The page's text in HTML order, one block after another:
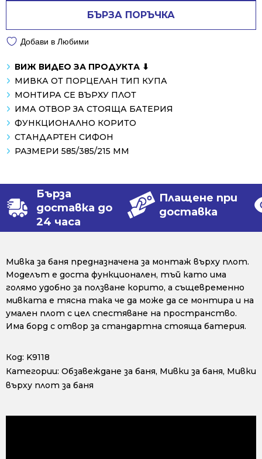
БЪРЗА ПОРЪЧКА
Добави в Любими
ВИЖ ВИДЕО ЗА ПРОДУКТА ⬇
МИВКА ОТ ПОРЦЕЛАН ТИП КУПА
МОНТИРА СЕ ВЪРХУ ПЛОТ
ИМА ОТВОР ЗА СТОЯЩА БАТЕРИЯ
ФУНКЦИОНАЛНО КОРИТО
СТАНДАРТЕН СИФОН
РАЗМЕРИ 585/385/215 ММ
Бърза
доставка до
24 часа
Плащене при
доставка
Мивка за баня предназначена за монтаж върху плот.
Моделът е доста функционален, тъй като има
голямо удобно за ползване корито, а същевременно
мивката е тясна така че да може да се монтира и на
умален плот с цел спестяване на пространство.
Има борд с отвор за стандартна стояща батерия.
Код: K9118
Категории: Обзавеждане за баня, Мивки за баня, Мивки
върху плот за баня